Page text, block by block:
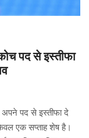
पद से इस्तीफा
अपने पद से इस्तीफा दे
एक सप्ताह शेष है।